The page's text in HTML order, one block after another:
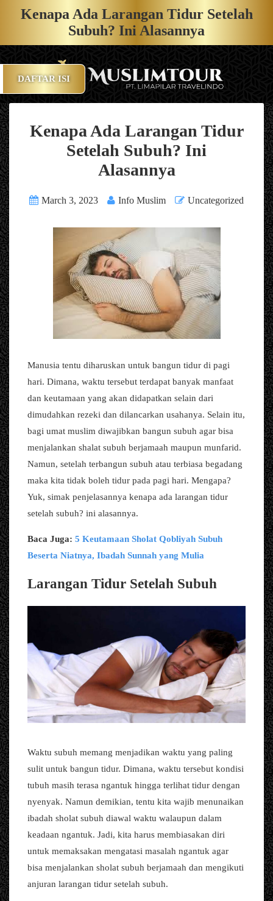
Kenapa Ada Larangan Tidur Setelah
Subuh? Ini Alasannya
Kenapa Ada Larangan Tidur
Setelah Subuh? Ini
Alasannya
March 3, 2023 Info Muslim Uncategorized
Manusia tentu diharuskan untuk bangun tidur di pagi
hari. Dimana, waktu tersebut terdapat banyak manfaat
dan keutamaan yang akan didapatkan selain dari
dimudahkan rezeki dan dilancarkan usahanya. Selain itu,
bagi umat muslim diwajibkan bangun subuh agar bisa
menjalankan shalat subuh berjamaah maupun munfarid.
Namun, setelah terbangun subuh atau terbiasa begadang
maka kita tidak boleh tidur pada pagi hari. Mengapa?
Yuk, simak penjelasannya kenapa ada larangan tidur
setelah subuh? ini alasannya.
Baca Juga: 5 Keutamaan Sholat Qobliyah Subuh
Beserta Niatnya, Ibadah Sunnah yang Mulia
Larangan Tidur Setelah Subuh
Waktu subuh memang menjadikan waktu yang paling
sulit untuk bangun tidur. Dimana, waktu tersebut kondisi
tubuh masih terasa ngantuk hingga terlihat tidur dengan
nyenyak. Namun demikian, tentu kita wajib menunaikan
ibadah sholat subuh diawal waktu walaupun dalam
keadaan ngantuk. Jadi, kita harus membiasakan diri
untuk memaksakan mengatasi masalah ngantuk agar
bisa menjalankan sholat subuh berjamaah dan mengikuti
anjuran larangan tidur setelah subuh.
DAFTAR ISI